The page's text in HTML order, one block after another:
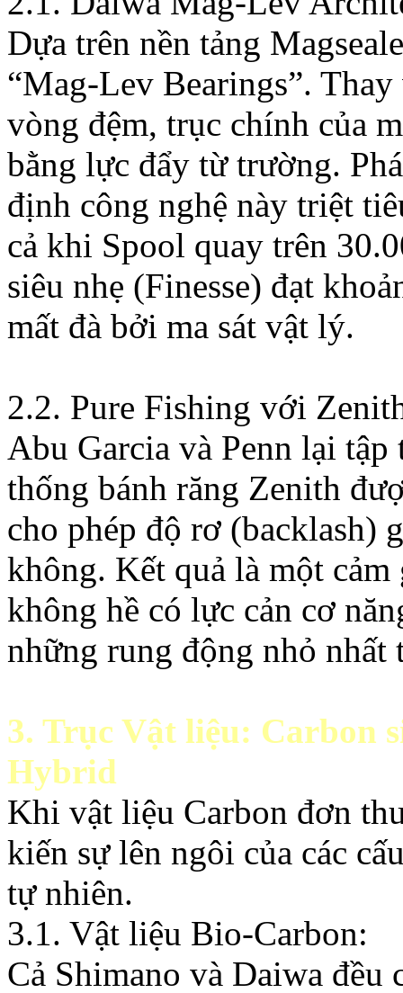
Dựa trên nền tảng
“Mag-Lev Bearings”.
vòng đệm, trục chính của
bằng lực đẩy từ trường.
định công nghệ này triệt
cả khi Spool quay trên
siêu nhẹ (Finesse) đạt
mất đà bởi ma sát vật lý.
2.2. Pure Fishing với
Abu Garcia và Penn lại
thống bánh răng Zenith
cho phép độ rơ (backlash)
không. Kết quả là một cảm
không hề có lực cản cơ
những rung động nhỏ nhất
3. Trục Vật liệu: Carbon
Hybrid
Khi vật liệu Carbon đơn
kiến sự lên ngôi của các
tự nhiên.
3.1. Vật liệu Bio-Carbon:
Cả Shimano và Daiwa